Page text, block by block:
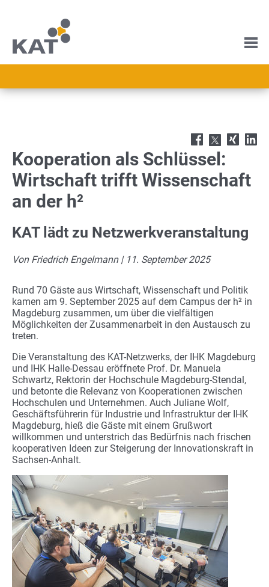
Kooperation als Schlüssel:
Wirtschaft trifft Wissenschaft
an der h²
KAT lädt zu Netzwerkveranstaltung
Von Friedrich Engelmann | 11. September 2025
Rund 70 Gäste aus Wirtschaft, Wissenschaft und Politik
kamen am 9. September 2025 auf dem Campus der h² in
Magdeburg zusammen, um über die vielfältigen
Möglichkeiten der Zusammenarbeit in den Austausch zu
treten.
Die Veranstaltung des KAT-Netzwerks, der IHK Magdeburg
und IHK Halle-Dessau eröffnete Prof. Dr. Manuela
Schwartz, Rektorin der Hochschule Magdeburg-Stendal,
und betonte die Relevanz von Kooperationen zwischen
Hochschulen und Unternehmen. Auch Juliane Wolf,
Geschäftsführerin für Industrie und Infrastruktur der IHK
Magdeburg, hieß die Gäste mit einem Grußwort
willkommen und unterstrich das Bedürfnis nach frischen
kooperativen Ideen zur Steigerung der Innovationskraft in
Sachsen-Anhalt.